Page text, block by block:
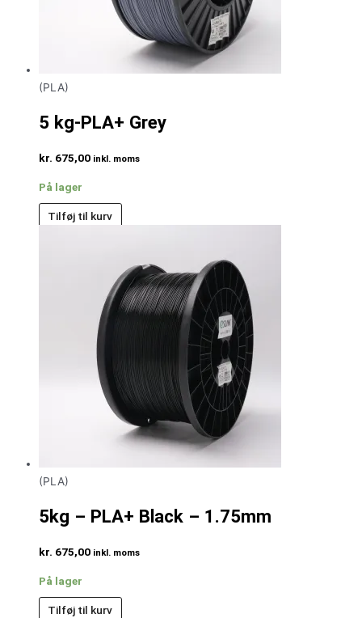
(PLA)
5 kg-PLA+ Grey
kr. 675,00 inkl. moms
På lager
Tilføj til kurv
(PLA)
5kg – PLA+ Black – 1.75mm
kr. 675,00 inkl. moms
På lager
Tilføj til kurv